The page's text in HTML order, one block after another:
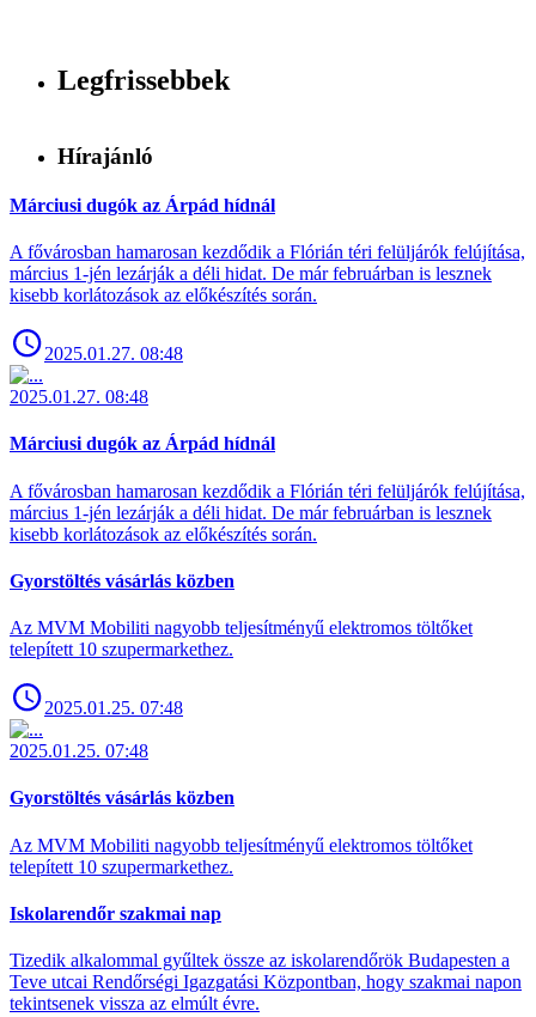
Legfrissebbek
Hírajánló
Márciusi dugók az Árpád hídnál
A fővárosban hamarosan kezdődik a Flórián téri felüljárók felújítása,
március 1-jén lezárják a déli hidat. De már februárban is lesznek
kisebb korlátozások az előkészítés során.
2025.01.27. 08:48
2025.01.27. 08:48
Márciusi dugók az Árpád hídnál
A fővárosban hamarosan kezdődik a Flórián téri felüljárók felújítása,
március 1-jén lezárják a déli hidat. De már februárban is lesznek
kisebb korlátozások az előkészítés során.
Gyorstöltés vásárlás közben
Az MVM Mobiliti nagyobb teljesítményű elektromos töltőket
telepített 10 szupermarkethez.
2025.01.25. 07:48
2025.01.25. 07:48
Gyorstöltés vásárlás közben
Az MVM Mobiliti nagyobb teljesítményű elektromos töltőket
telepített 10 szupermarkethez.
Iskolarendőr szakmai nap
Tizedik alkalommal gyűltek össze az iskolarendőrök Budapesten a
Teve utcai Rendőrségi Igazgatási Központban, hogy szakmai napon
tekintsenek vissza az elmúlt évre.